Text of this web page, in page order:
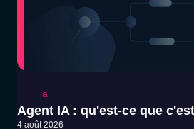
ia
Agent IA : qu'est-ce que
4 août 2026